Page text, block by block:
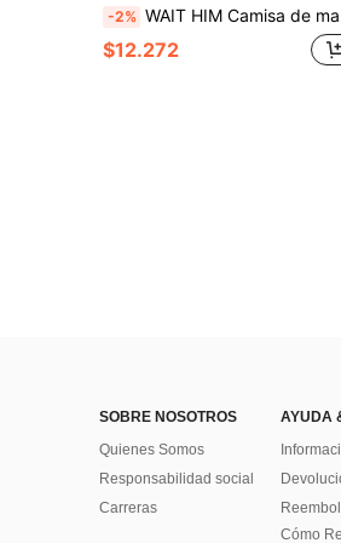
-2% WAIT HIM Camisa de manga corta de satén de unicolor casual de verano para hombres
$12.272
SOBRE NOSOTROS
Quienes Somos
Responsabilidad social
Carreras
AYUDA
Cómo